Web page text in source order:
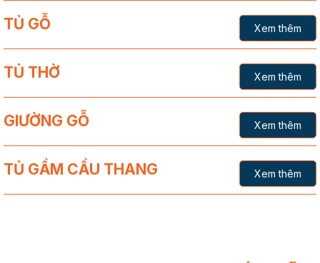
TỦ GỖ Xem thêm
TỦ THỜ Xem thêm
GIƯỜNG GỖ Xem thêm
TỦ GẦM CẦU THANG Xem thêm